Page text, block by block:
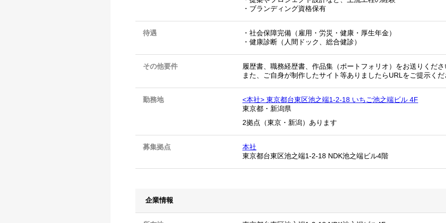
・ブランディング資格保有
待遇
・社会保障完備（雇用・労災・健康・厚生年金）
・健康診断（人間ドック、総合健診）
その他要件
履歴書、職務経歴書、作品集（ポートフォリオ）をお送りくださ
また、ご自身が制作したサイト等ありましたらURLをご提示くだ
勤務地
<本社> 東京都台東区池之端1-2-18 いちご池之端ビル 4F
東京都 ・ 新潟県
2拠点（東京・新潟）あります
募集拠点
本社
東京都台東区池之端1-2-18 NDK池之端ビル4階
企業情報